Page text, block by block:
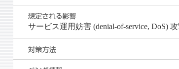
サービス運用妨害 (denial-of-service, DoS)